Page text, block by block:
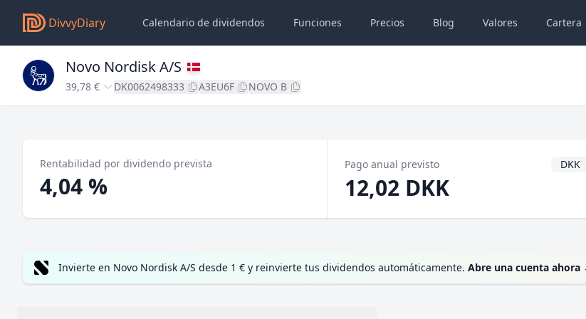
DivvyDiary Calendario de dividendos Funciones Precios Blog Valores Cartera
Novo Nordisk A/S
39,78 € DK0062498333 A3EU6F NOVO B
Rentabilidad por dividendo prevista
4,04 %
Pago anual previsto Divisa
12,02 DKK
Invierte en Novo Nordisk A/S desde 1 € y reinvierte tus dividendos automáticamente. Abre una cuenta ahora